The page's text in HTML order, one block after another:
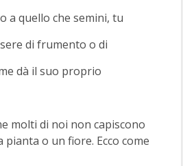
a quello che semini, tu
di frumento o di
dà il suo proprio
molti di noi non capiscono
o un fiore. Ecco come